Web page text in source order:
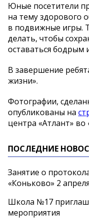
Юные посетители
на тему здорового
в подвижные игры.
делать, чтобы
оставаться бодрым
В завершение
жизни».
Фотографии,
опубликованы на
центра «Атлант» во
ПОСЛЕДНИЕ
Занятие о
«Коньково» 2 апреля
Школа №17
мероприятия